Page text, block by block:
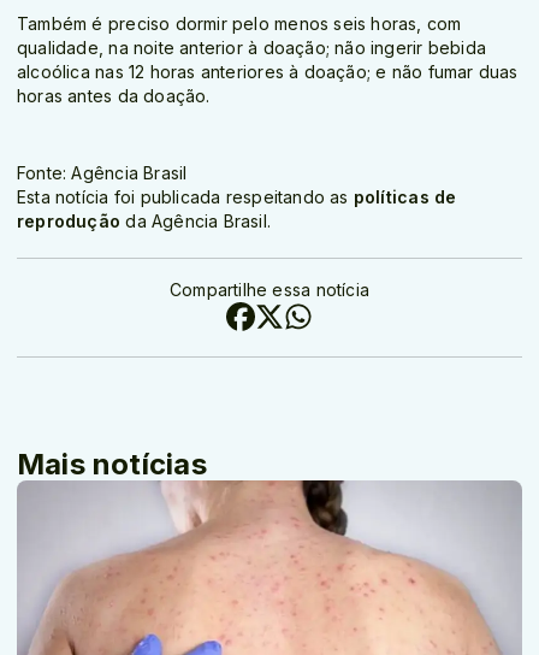
Também é preciso dormir pelo menos seis horas, com
qualidade, na noite anterior à doação; não ingerir bebida
alcoólica nas 12 horas anteriores à doação; e não fumar duas
horas antes da doação.
Fonte: Agência Brasil
Esta notícia foi publicada respeitando as políticas de
reprodução da Agência Brasil.
Compartilhe essa notícia
Mais notícias